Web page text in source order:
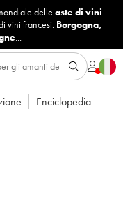
delle aste di vini
vini francesi: Borgogna,
...
Enciclopedia